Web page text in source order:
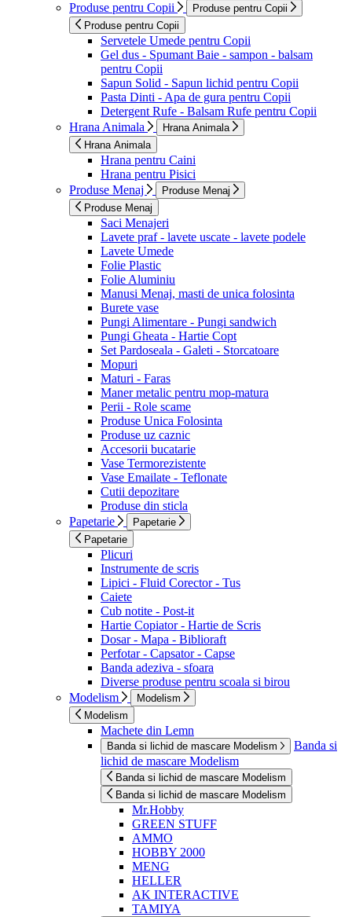
Produse pentru Copii
Produse pentru Copii
Produse pentru Copii
Servetele Umede pentru Copii
Gel dus - Spumant Baie - sampon - balsam
pentru Copii
Sapun Solid - Sapun lichid pentru Copii
Pasta Dinti - Apa de gura pentru Copii
Detergent Rufe - Balsam Rufe pentru Copii
Hrana Animala
Hrana Animala
Hrana Animala
Hrana pentru Caini
Hrana pentru Pisici
Produse Menaj
Produse Menaj
Produse Menaj
Saci Menajeri
Lavete praf - lavete uscate - lavete podele
Lavete Umede
Folie Plastic
Folie Aluminiu
Manusi Menaj, masti de unica folosinta
Burete vase
Pungi Alimentare - Pungi sandwich
Pungi Gheata - Hartie Copt
Set Pardoseala - Galeti - Storcatoare
Mopuri
Maturi - Faras
Maner metalic pentru mop-matura
Perii - Role scame
Produse Unica Folosinta
Produse uz caznic
Accesorii bucatarie
Vase Termorezistente
Vase Emailate - Teflonate
Cutii depozitare
Produse din sticla
Papetarie
Papetarie
Papetarie
Plicuri
Instrumente de scris
Lipici - Fluid Corector - Tus
Caiete
Cub notite - Post-it
Hartie Copiator - Hartie de Scris
Dosar - Mapa - Biblioraft
Perfotar - Capsator - Capse
Banda adeziva - sfoara
Diverse produse pentru scoala si birou
Modelism
Modelism
Modelism
Machete din Lemn
Banda si lichid de mascare Modelism
Banda si
lichid de mascare Modelism
Banda si lichid de mascare Modelism
Banda si lichid de mascare Modelism
Mr.Hobby
GREEN STUFF
AMMO
HOBBY 2000
MENG
HELLER
AK INTERACTIVE
TAMIYA